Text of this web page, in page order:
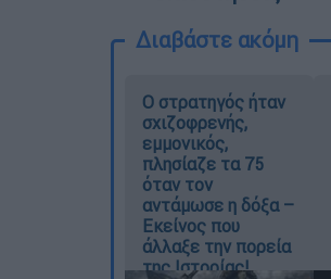
Διαβάστε ακόμη
O στρατηγός ήταν
σχιζοφρενής,
εμμονικός,
πλησίαζε τα 75
όταν τον
αντάμωσε η δόξα –
Εκείνος που
άλλαξε την πορεία
της Ιστορίας!